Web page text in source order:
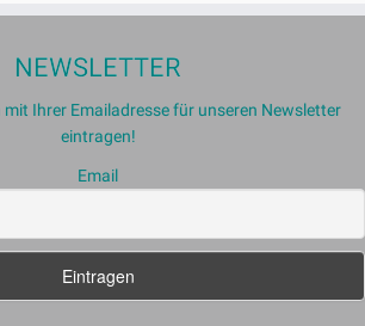
NEWSLETTER
mit Ihrer Emailadresse für unseren Newsletter
eintragen!
Email